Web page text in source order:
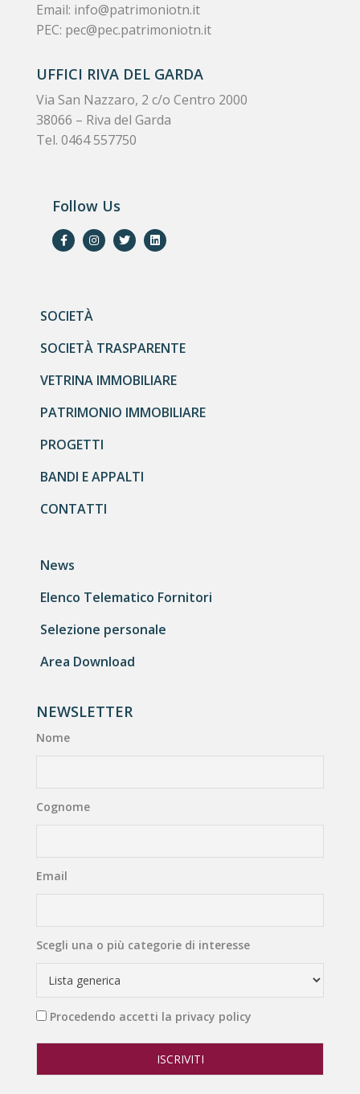
Email: info@patrimoniotn.it
PEC: pec@pec.patrimoniotn.it
UFFICI RIVA DEL GARDA
Via San Nazzaro, 2 c/o Centro 2000
38066 – Riva del Garda
Tel. 0464 557750
Follow Us
SOCIETÀ
SOCIETÀ TRASPARENTE
VETRINA IMMOBILIARE
PATRIMONIO IMMOBILIARE
PROGETTI
BANDI E APPALTI
CONTATTI
News
Elenco Telematico Fornitori
Selezione personale
Area Download
NEWSLETTER
Nome
Cognome
Email
Scegli una o più categorie di interesse
Procedendo accetti la privacy policy